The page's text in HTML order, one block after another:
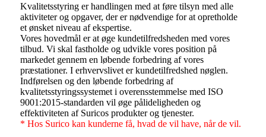
Kvalitetsstyring er handlingen med at føre tilsyn med alle
aktiviteter og opgaver, der er nødvendige for at opretholde
et ønsket niveau af ekspertise.
Vores hovedmål er at øge kundetilfredsheden med vores
tilbud. Vi skal fastholde og udvikle vores position på
markedet gennem en løbende forbedring af vores
præstationer. I erhvervslivet er kundetilfredshed nøglen.
Indførelsen og den løbende forbedring af
kvalitetsstyringssystemet i overensstemmelse med ISO
9001:2015-standarden vil øge pålideligheden og
effektiviteten af ​​Suricos produkter og tjenester.
* Hos Surico kan kunderne få, hvad de vil have, når de vil.